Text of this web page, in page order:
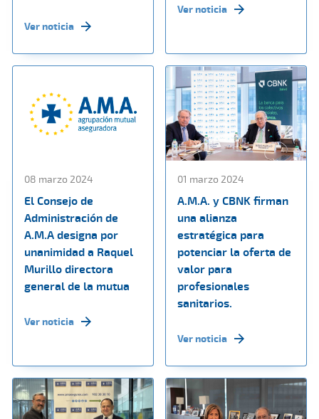
Ver noticia
Ver noticia
08 marzo 2024
El Consejo de
Administración de
A.M.A designa por
unanimidad a Raquel
Murillo directora
general de la mutua
Ver noticia
01 marzo 2024
A.M.A. y CBNK firman
una alianza
estratégica para
potenciar la oferta de
valor para
profesionales
sanitarios.
Ver noticia